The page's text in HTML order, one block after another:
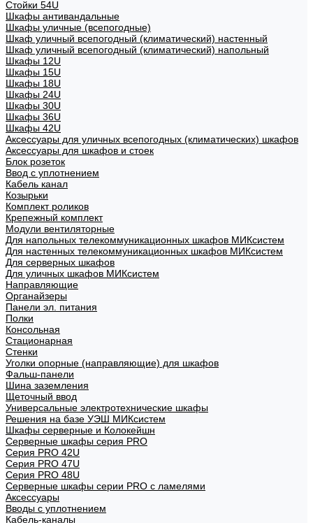
Стойки 54U
Шкафы антивандальные
Шкафы уличные (всепогодные)
Шкаф уличный всепогодный (климатический) настенный
Шкаф уличный всепогодный (климатический) напольный
Шкафы 12U
Шкафы 15U
Шкафы 18U
Шкафы 24U
Шкафы 30U
Шкафы 36U
Шкафы 42U
Аксессуары для уличных всепогодных (климатических) шкафов
Аксессуары для шкафов и стоек
Блок розеток
Ввод с уплотнением
Кабель канал
Козырьки
Комплект роликов
Крепежный комплект
Модули вентиляторные
Для напольных телекоммуникационных шкафов МИКсистем
Для настенных телекоммуникационных шкафов МИКсистем
Для серверных шкафов
Для уличных шкафов МИКсистем
Направляющие
Органайзеры
Панели эл. питания
Полки
Консольная
Стационарная
Стенки
Уголки опорные (направляющие) для шкафов
Фальш-панели
Шина заземления
Щеточный ввод
Универсальные электротехнические шкафы
Решения на базе УЭШ МИКсистем
Шкафы серверные и Колокейшн
Серверные шкафы серия PRO
Серия PRO 42U
Серия PRO 47U
Серия PRO 48U
Серверные шкафы серии PRO с ламелями
Аксессуары
Вводы с уплотнением
Кабель-каналы